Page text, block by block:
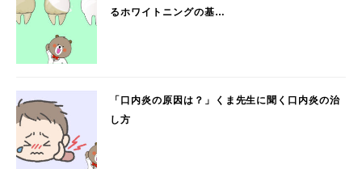
るホワイトニングの基…
「口内炎の原因は？」くま先生に聞く口内炎の治
し方